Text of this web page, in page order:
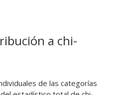
a chi-
de las categorías